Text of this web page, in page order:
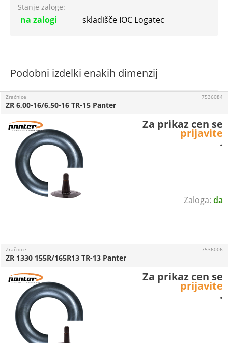
Stanje zaloge:
na zalogi skladišče IOC Logatec
Podobni izdelki enakih dimenzij
da
Zračnice
ZR 6,00-16/6,50-16 TR-15 Panter
7536084
Za prikaz cen se
prijavite
.
Zračnice
ZR 1330 155R/165R13 TR-13 Panter
7536006
Za prikaz cen se
prijavite
.